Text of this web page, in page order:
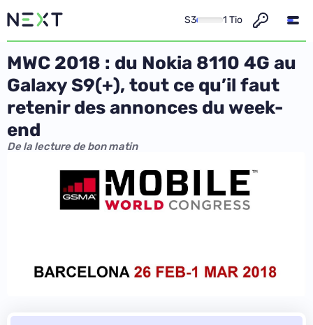
S3 1 Tio
MWC 2018 : du Nokia 8110 4G au
Galaxy S9(+), tout ce qu’il faut
retenir des annonces du week-
end
De la lecture de bon matin